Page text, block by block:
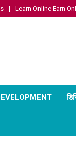
Learn Online Earn